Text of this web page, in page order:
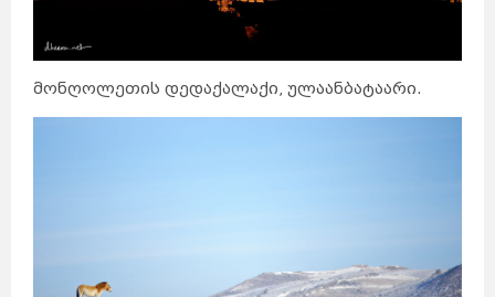
მონღოლეთის დედაქალაქი, ულაანბატაარი.